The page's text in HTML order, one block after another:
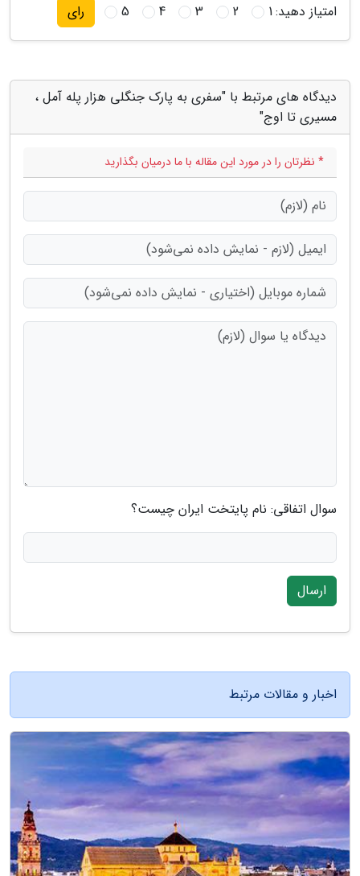
امتیاز دهید:1
2
3
4
5 رای
دیدگاه های مرتبط با "سفری به پارک جنگلی هزار پله آمل ،
مسیری تا اوج"
* نظرتان را در مورد این مقاله با ما درمیان بگذارید
سوال اتفاقی: نام پایتخت ایران چیست؟
ارسال
اخبار و مقالات مرتبط